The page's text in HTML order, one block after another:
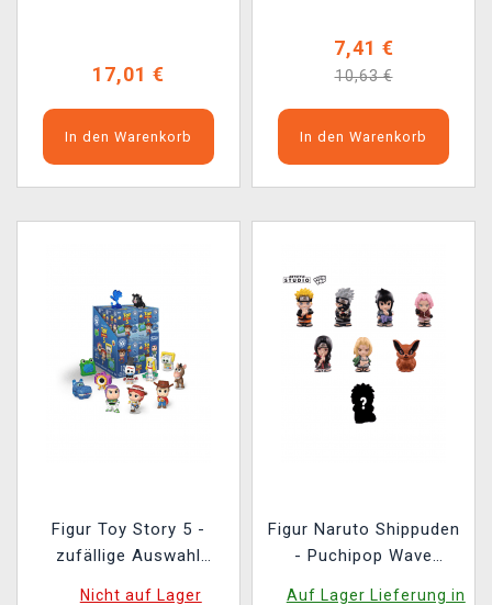
17,01 €
In den Warenkorb
7,41 €
10,63 €
In den Warenkorb
Figur Toy Story 5 -
zufällige Auswahl
Nicht auf Lager
Figur Naruto Shippuden
- Puchipop Wave
Auf Lager Lieferung in